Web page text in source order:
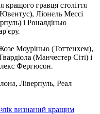
кращого гравця століття
Ліонель Мессі
і Роналдінью
Моурінью (Тоттенхем),
(Манчестер Сіті) і
Фергюсон.
Ліверпуль, Реал
визнаний кращим